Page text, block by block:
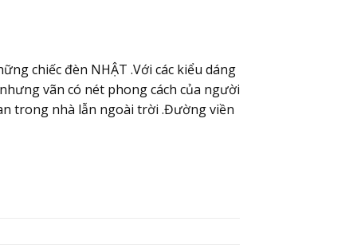
chiếc đèn NHẬT .Với các kiểu dáng
vãn có nét phong cách của người
trong nhà lẫn ngoài trời .Đường viền